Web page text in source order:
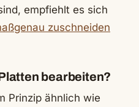
empfiehlt es sich
zuschneiden
bearbeiten?
Prinzip ähnlich wie